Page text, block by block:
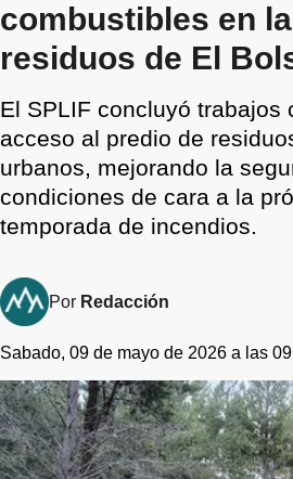
combustibles en
residuos de El
El SPLIF concluyó trabajos
acceso al predio de
urbanos, mejorando la
condiciones de cara a la
temporada de incendios.
Por Redacción
Sabado, 09 de mayo de 2026 a las